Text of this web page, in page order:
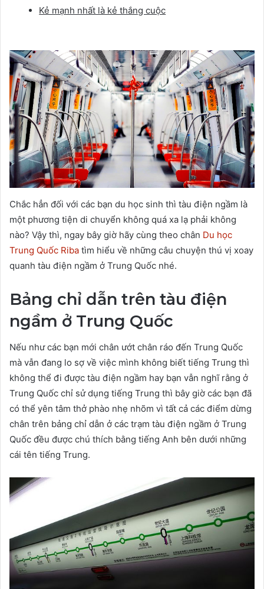
Kẻ mạnh nhất là kẻ thắng cuộc
Chắc hẳn đối với các bạn du học sinh thì tàu điện ngầm là
một phương tiện di chuyển không quá xa lạ phải không
nào? Vậy thì, ngay bây giờ hãy cùng theo chân Du học
Trung Quốc Riba tìm hiểu về những câu chuyện thú vị xoay
quanh tàu điện ngầm ở Trung Quốc nhé.
Bảng chỉ dẫn trên tàu điện
ngầm ở Trung Quốc
Nếu như các bạn mới chân ướt chân ráo đến Trung Quốc
mà vẫn đang lo sợ về việc mình không biết tiếng Trung thì
không thể đi được tàu điện ngầm hay bạn vẫn nghĩ rằng ở
Trung Quốc chỉ sử dụng tiếng Trung thì bây giờ các bạn đã
có thể yên tâm thở phào nhẹ nhõm vì tất cả các điểm dừng
chân trên bảng chỉ dẫn ở các trạm tàu điện ngầm ở Trung
Quốc đều được chú thích bằng tiếng Anh bên dưới những
cái tên tiếng Trung.